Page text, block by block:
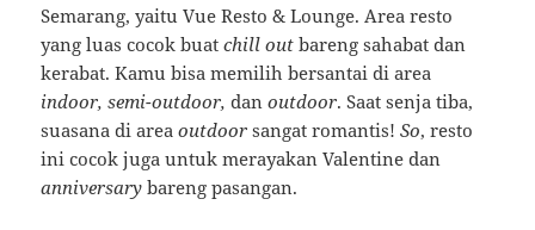
Semarang, yaitu Vue Resto & Lounge. Area resto
yang luas cocok buatchill out bareng sahabat dan
kerabat. Kamu bisa memilih bersantai di area
indoor, semi-outdoor, danoutdoor. Saat senja tiba,
suasana di areaoutdoor sangat romantis!So, resto
ini cocok juga untuk merayakan Valentine dan
anniversary bareng pasangan.